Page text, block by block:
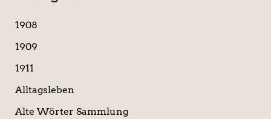
n
a
h
1908
1909
1911
Alltagsleben
Alte Wörter Sammlung